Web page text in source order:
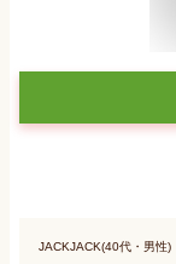
JACKJACK(40代・男性)